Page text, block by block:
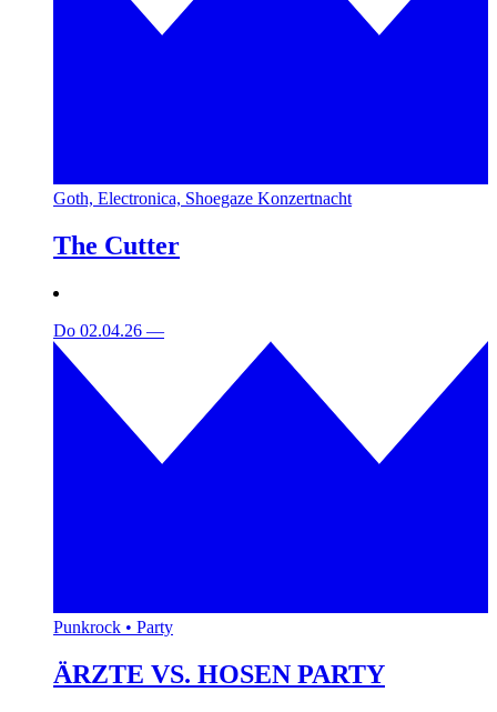
Goth, Electronica, Shoegaze Konzertnacht
The Cutter
Do 02.04.26 —
Punkrock • Party
ÄRZTE VS. HOSEN PARTY